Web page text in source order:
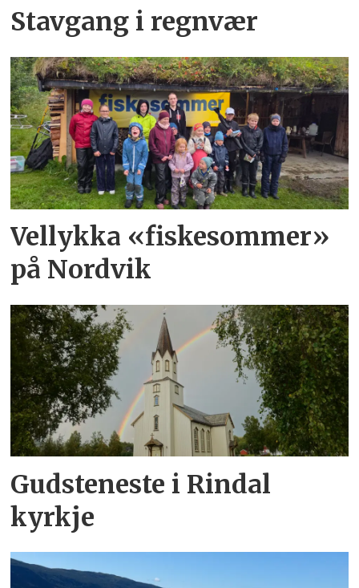
Stavgang i regnvær
Vellykka «fiskesommer»
på Nordvik
Gudsteneste i Rindal
kyrkje